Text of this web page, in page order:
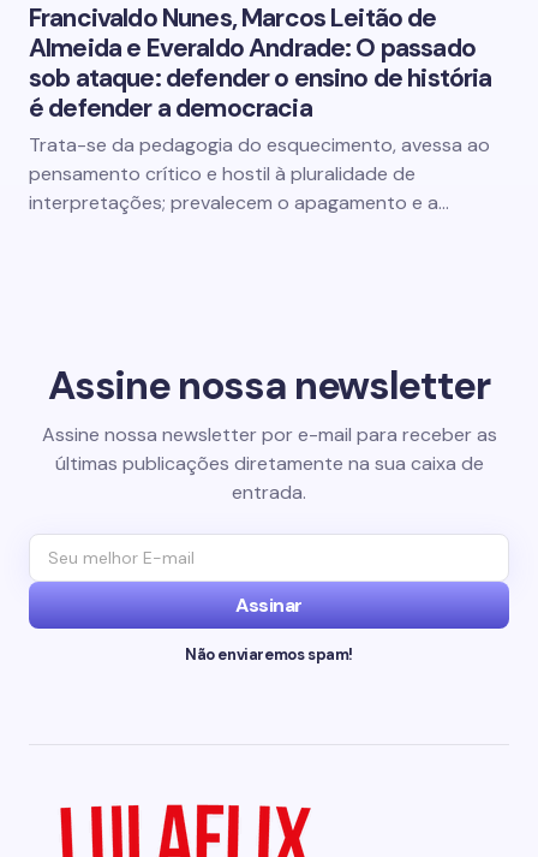
Francivaldo Nunes, Marcos Leitão de
Almeida e Everaldo Andrade: O passado
sob ataque: defender o ensino de história
é defender a democracia
Trata-se da pedagogia do esquecimento, avessa ao
pensamento crítico e hostil à pluralidade de
interpretações; prevalecem o apagamento e a…
Assine nossa newsletter
Assine nossa newsletter por e-mail para receber as
últimas publicações diretamente na sua caixa de
entrada.
Assinar
Não enviaremos spam!